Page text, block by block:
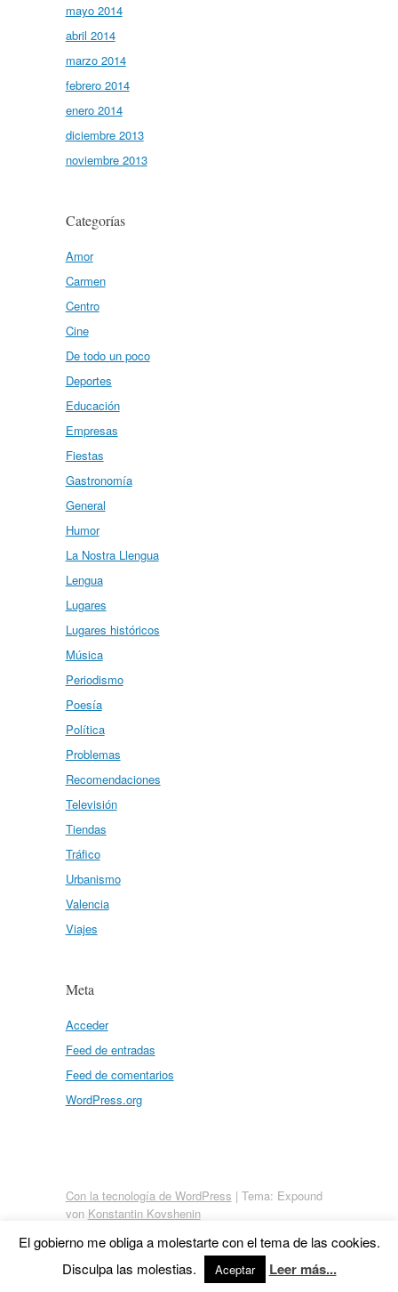
mayo 2014
abril 2014
marzo 2014
febrero 2014
enero 2014
diciembre 2013
noviembre 2013
Categorías
Amor
Carmen
Centro
Cine
De todo un poco
Deportes
Educación
Empresas
Fiestas
Gastronomía
General
Humor
La Nostra Llengua
Lengua
Lugares
Lugares históricos
Música
Periodismo
Poesía
Política
Problemas
Recomendaciones
Televisión
Tiendas
Tráfico
Urbanismo
Valencia
Viajes
Meta
Acceder
Feed de entradas
Feed de comentarios
WordPress.org
Con la tecnología de WordPress | Tema: Expound
von Konstantin Kovshenin
El gobierno me obliga a molestarte con el tema de las cookies.
Disculpa las molestias.
Aceptar Leer más...